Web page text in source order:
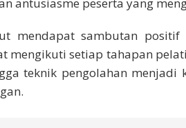
mendapat sambutan
mengikuti setiap tahapan
teknik pengolahan